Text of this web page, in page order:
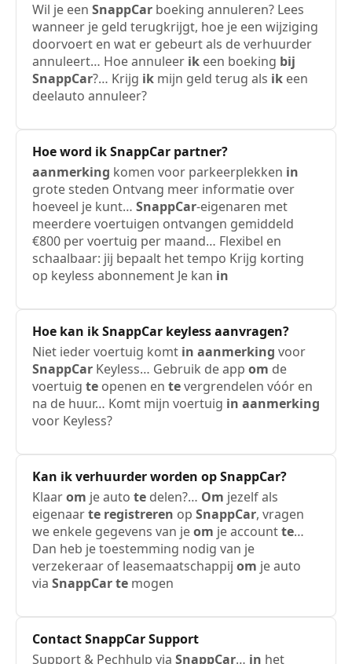
Wil je een SnappCar boeking annuleren? Lees
wanneer je geld terugkrijgt, hoe je een wijziging
doorvoert en wat er gebeurt als de verhuurder
annuleert… Hoe annuleer ik een boeking bij
SnappCar?… Krijg ik mijn geld terug als ik een
deelauto annuleer?
Hoe word ikSnappCar partner?
aanmerking komen voor parkeerplekken in
grote steden Ontvang meer informatie over
hoeveel je kunt… SnappCar-eigenaren met
meerdere voertuigen ontvangen gemiddeld
€800 per voertuig per maand… Flexibel en
schaalbaar: jij bepaalt het tempo Krijg korting
op keyless abonnement Je kan in
Hoe kan ikSnappCar keyless aanvragen?
Niet ieder voertuig komt in aanmerking voor
SnappCar Keyless… Gebruik de app om de
voertuig te openen en tevergrendelen vóór en
na de huur… Komt mijn voertuig in aanmerking
voor Keyless?
Kan ikverhuurder worden opSnappCar?
Klaarom je auto te delen?… Om jezelf als
eigenaarte registreren op SnappCar, vragen
we enkele gegevens van jeom je accountte…
Dan heb je toestemming nodig van je
verzekeraar of leasemaatschappij om je auto
via SnappCarte mogen
ContactSnappCarSupport
Support & Pechhulp via SnappCar… in het